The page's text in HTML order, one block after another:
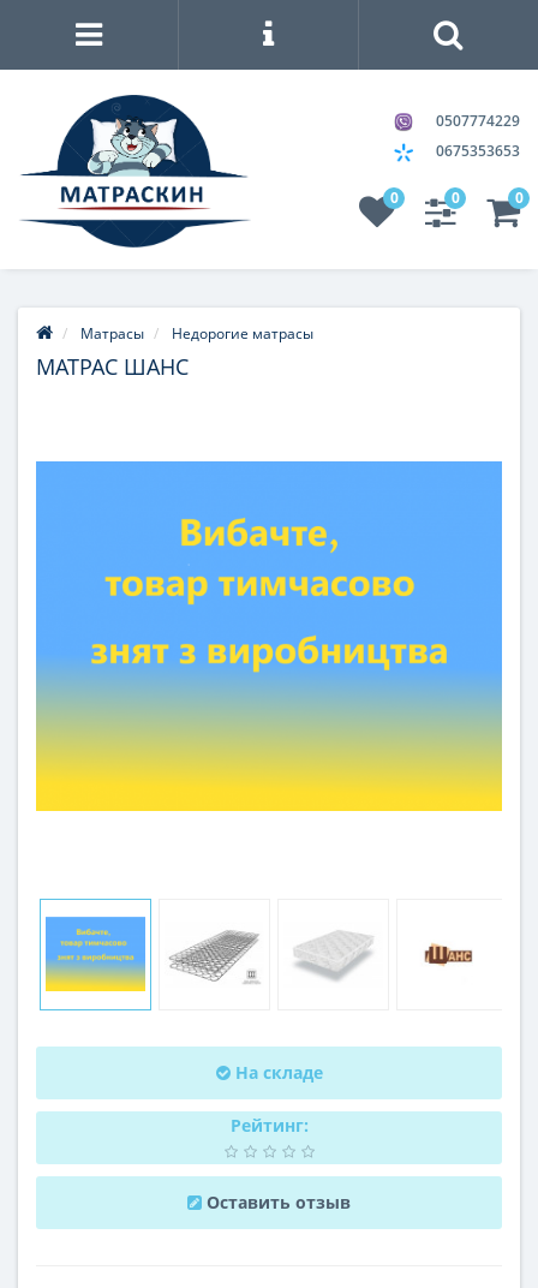
0507774229
0675353653
0 0 0
Матрасы Недорогие матрасы
МАТРАС ШАНС
На складе
Рейтинг:
Оставить отзыв